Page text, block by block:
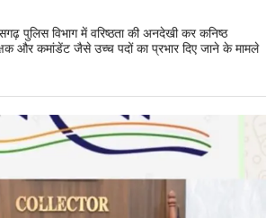
पुलिस विभाग में वरिष्ठता की अनदेखी कर कनिष्ठ
और कमांडेंट जैसे उच्च पदों का प्रभार दिए जाने के मामले